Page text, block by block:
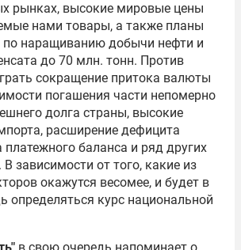
рынках, высокие мировые цены
нами товары, а также планы
по наращиванию добычи нефти и
до 70 млн. тонн. Против
сокращение притока валюты
погашения части непомерно
долга страны, высокие
расширение дефицита
платежного баланса и ряд других
В зависимости от того, какие из
окажутся весомее, и будет в
определяться курс национальной